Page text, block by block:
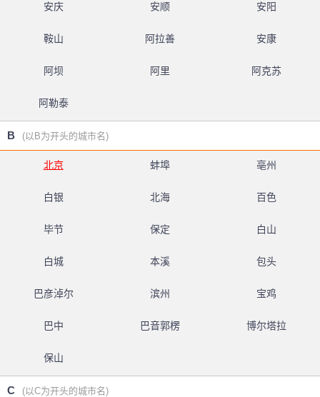
安庆 安顺 安阳
鞍山 阿拉善 安康
阿坝 阿里 阿克苏
阿勒泰
B (以B为开头的城市名)
北京 蚌埠 亳州
白银 北海 百色
毕节 保定 白山
白城 本溪 包头
巴彦淖尔 滨州 宝鸡
巴中 巴音郭楞 博尔塔拉
保山
C (以C为开头的城市名)